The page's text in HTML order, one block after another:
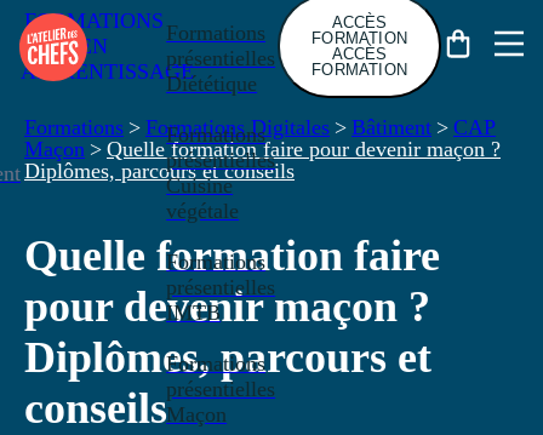
FORMATIONS
EN
APPRENTISSAGE
Formations
présentielles
Diététique
Formations
présentielles
Cuisine
végétale
Formations
présentielles
IMTB
Formations
présentielles
Maçon
ACCÈS
FORMATION
ACCÈS
FORMATION
Formations > Formations Digitales > Bâtiment > CAP
Maçon > Quelle formation faire pour devenir maçon ?
Diplômes, parcours et conseils
Quelle formation faire
pour devenir maçon ?
Diplômes, parcours et
conseils